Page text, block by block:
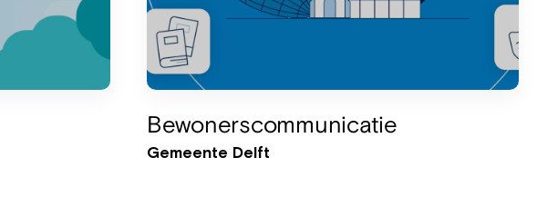
Bewonerscommunicatie
Gemeente Delft